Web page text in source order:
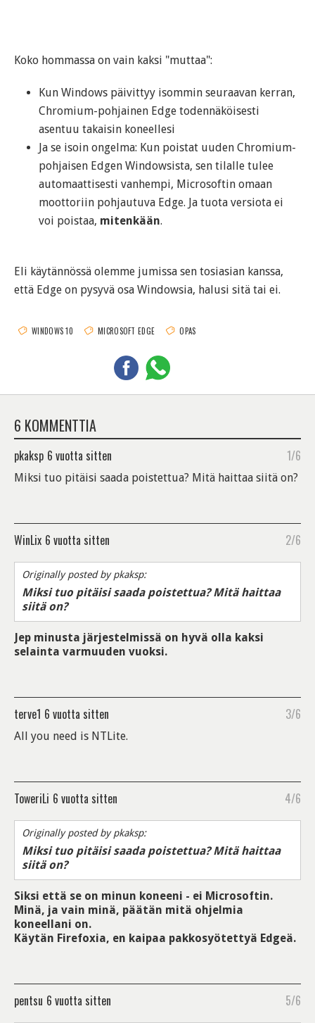
Koko hommassa on vain kaksi "muttaa":
Kun Windows päivittyy isommin seuraavan kerran,
Chromium-pohjainen Edge todennäköisesti
asentuu takaisin koneellesi
Ja se isoin ongelma: Kun poistat uuden Chromium-
pohjaisen Edgen Windowsista, sen tilalle tulee
automaattisesti vanhempi, Microsoftin omaan
moottoriin pohjautuva Edge. Ja tuota versiota ei
voi poistaa, mitenkään.
Eli käytännössä olemme jumissa sen tosiasian kanssa,
että Edge on pysyvä osa Windowsia, halusi sitä tai ei.
WINDOWS 10 MICROSOFT EDGE OPAS
6 KOMMENTTIA
pkaksp 6 vuotta sitten 1/6
Miksi tuo pitäisi saada poistettua? Mitä haittaa siitä on?
WinLix 6 vuotta sitten 2/6
Originally posted by pkaksp:
Miksi tuo pitäisi saada poistettua? Mitä haittaa
siitä on?
Jep minusta järjestelmissä on hyvä olla kaksi
selainta varmuuden vuoksi.
terve1 6 vuotta sitten 3/6
All you need is NTLite.
ToweriLi 6 vuotta sitten 4/6
Originally posted by pkaksp:
Miksi tuo pitäisi saada poistettua? Mitä haittaa
siitä on?
Siksi että se on minun koneeni - ei Microsoftin.
Minä, ja vain minä, päätän mitä ohjelmia
koneellani on.
Käytän Firefoxia, en kaipaa pakkosyötettyä Edgeä.
pentsu 6 vuotta sitten 5/6